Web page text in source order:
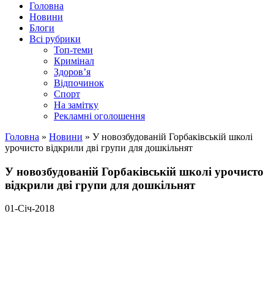
Головна
Новини
Блоги
Всі рубрики
Топ-теми
Кримінал
Здоров’я
Відпочинок
Спорт
На замітку
Рекламні оголошення
Головна » Новини » У новозбудованій Горбаківській школі
урочисто відкрили дві групи для дошкільнят
У новозбудованій Горбаківській школі урочисто
відкрили дві групи для дошкільнят
01-Січ-2018